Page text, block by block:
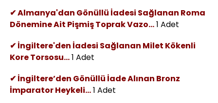
✔ Almanya'dan Gönüllü İadesi Sağlanan Roma
Dönemine Ait Pişmiş Toprak Vazo...1 Adet
✔ İngiltere'den İadesi Sağlanan Milet Kökenli
Kore Torsosu...1 Adet
✔ İngiltere’den Gönüllü İade Alınan Bronz
İmparator Heykeli...1 Adet